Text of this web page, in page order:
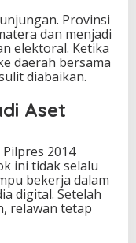
Provinsi
dan menjadi
elektoral. Ketika
daerah bersama
diabaikan.
Aset
2014
ini tidak selalu
bekerja dalam
digital. Setelah
relawan tetap